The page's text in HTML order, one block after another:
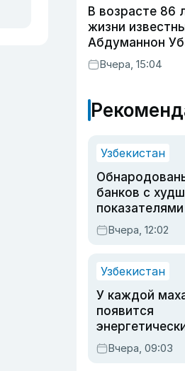
В возрасте 86
жизни
Абдуманнон
Вчера, 15:04
Узбекистан
банков с
обращениям
Вчера, 12:02
Узбекистан
У каждой
появится
паспорт
Вчера, 09:03